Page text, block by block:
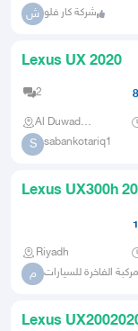
ش شركة كار فلو
Lexus UX 2020
2
Al Duwadimi
S sabankotariq1
Lexus UX300h
Riyadh
م الفاخرة للسيارات
Lexus